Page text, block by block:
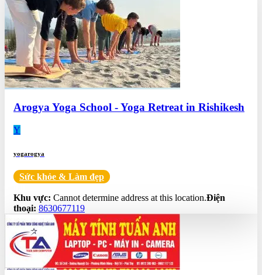
Arogya Yoga School - Yoga Retreat in Rishikesh
Y
yogarogya
Sức khỏe & Làm đẹp
Khu vực: Cannot determine address at this location.Điện
thoại: 8630677119